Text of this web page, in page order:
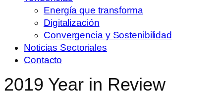
Energía que transforma
Digitalización
Convergencia y Sostenibilidad
Noticias Sectoriales
Contacto
2019 Year in Review